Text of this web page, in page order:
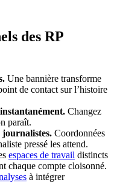
des RP
Une bannière transforme
de contact sur l’histoire
Changez
paraît.
journalistes. Coordonnées
pressé les attend.
espaces de travail distincts
chaque compte cloisonné.
à intégrer